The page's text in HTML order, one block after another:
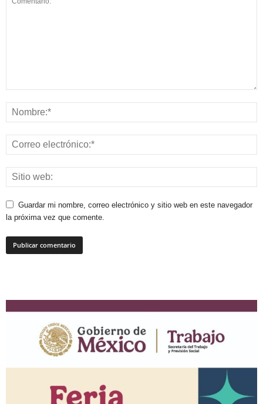
Guardar mi nombre, correo electrónico y sitio web en este navegador
la próxima vez que comente.